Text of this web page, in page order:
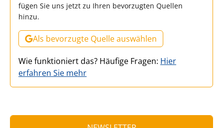
fügen Sie uns jetzt zu Ihren bevorzugten Quellen
hinzu.
Als bevorzugte Quelle auswählen
Wie funktioniert das? Häufige Fragen: Hier
erfahren Sie mehr